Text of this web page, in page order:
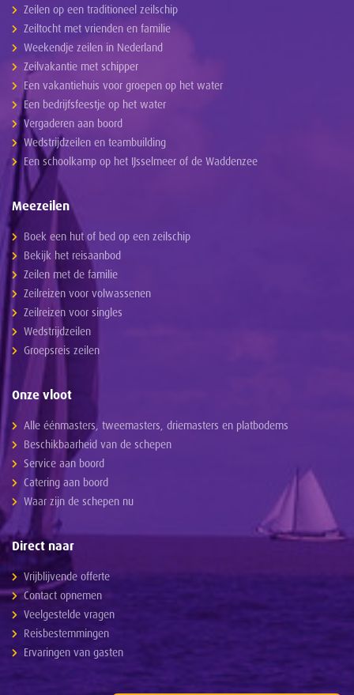
Zeilen op een traditioneel zeilschip
Zeiltocht met vrienden en familie
Weekendje zeilen in Nederland
Zeilvakantie met schipper
Een vakantiehuis voor groepen op het water
Een bedrijfsfeestje op het water
Vergaderen aan boord
Wedstrijdzeilen en teambuilding
Een schoolkamp op het IJsselmeer of de Waddenzee
Meezeilen
Boek een hut of bed op een zeilschip
Bekijk het reisaanbod
Zeilen met de familie
Zeilreizen voor volwassenen
Zeilreizen voor singles
Wedstrijdzeilen
Groepsreis zeilen
Onze vloot
Alle éénmasters, tweemasters, driemasters en platbodems
Beschikbaarheid van de schepen
Service aan boord
Catering aan boord
Waar zijn de schepen nu
Direct naar
Vrijblijvende offerte
Contact opnemen
Veelgestelde vragen
Reisbestemmingen
Ervaringen van gasten